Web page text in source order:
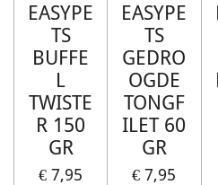
EASYPE
TS
BUFFE
L
TWISTE
R 150
GR
€ 7,95
EASYPE
TS
GEDRO
OGDE
TONGF
ILET 60
GR
€ 7,95